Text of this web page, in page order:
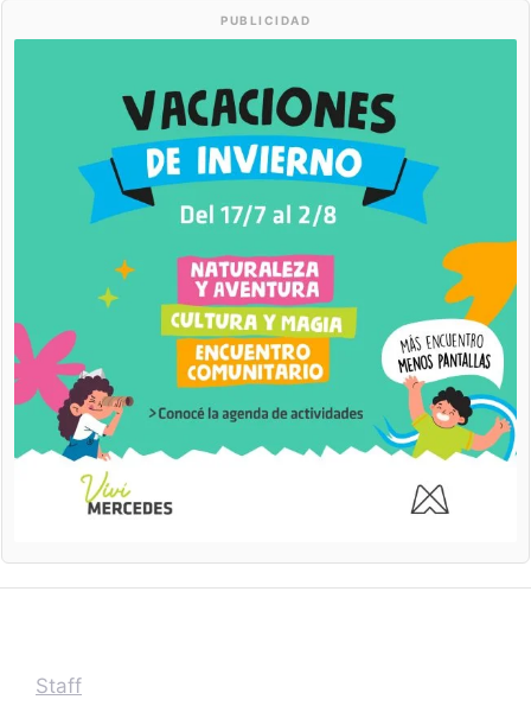
PUBLICIDAD
Staff